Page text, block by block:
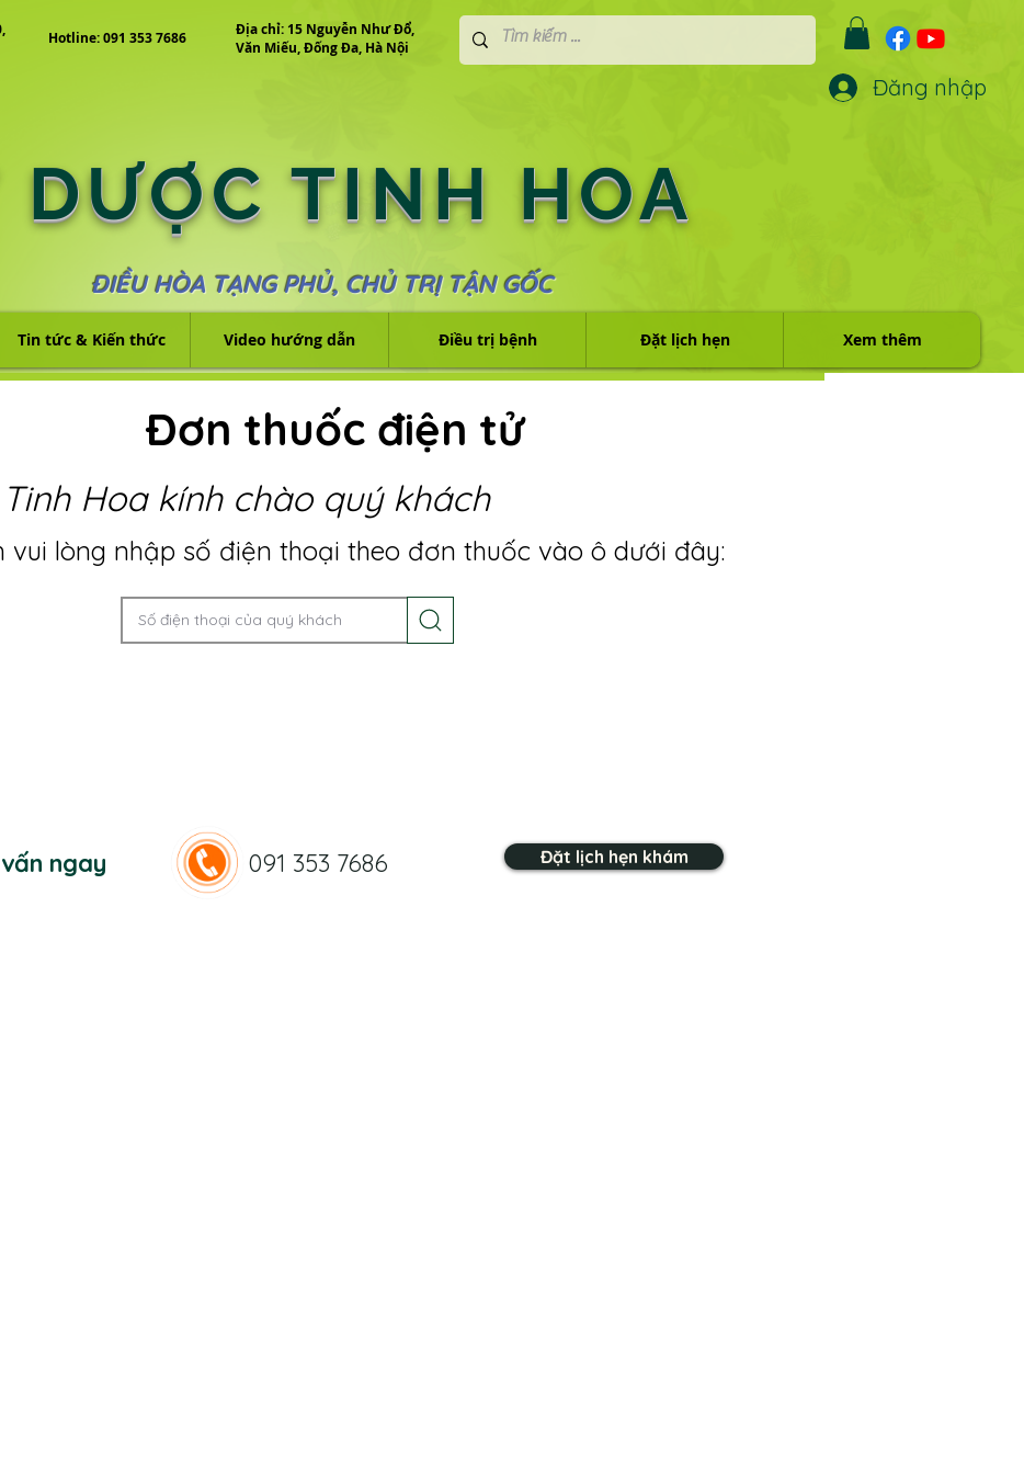
Đăng nhập
Hotline: 091 353 7686
Địa chỉ: 15 Nguyễn Như Đổ,
Văn Miếu, Đống Đa, Hà Nội
DƯỢC TINH HOA
ĐIỀU HÒA TẠNG PHỦ, CHỦ TRỊ TẬN GỐC
Tin tức & Kiến thức Video hướng dẫn Điều trị bệnh Đặt lịch hẹn Xem thêm
Đơn thuốc điện tử
Tinh Hoa kính chào quý khách
vui lòng nhập số điện thoại theo đơn thuốc vào ô dưới đây:
ngay 091 353 7686 Đặt lịch hẹn khám